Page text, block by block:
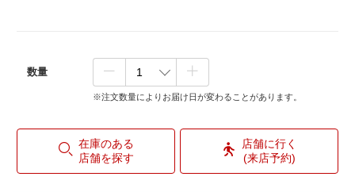
数量
※注文数量によりお届け日が変わることがあります。
在庫のある
店舗を探す
店舗に行く
(来店予約)